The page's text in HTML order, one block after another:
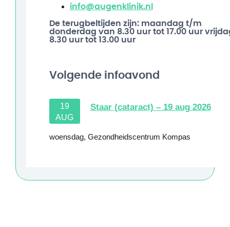
info@augenklinik.nl
De terugbeltijden zijn: maandag t/m
donderdag van 8.30 uur tot 17.00 uur
8.30 uur tot 13.00 uur
Volgende infoavond
19
AUG
Staar (cataract) – 19 aug 2026
woensdag, Gezondheidscentrum Kompas